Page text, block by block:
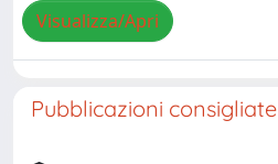
Visualizza/Apri
Pubblicazioni consigliate